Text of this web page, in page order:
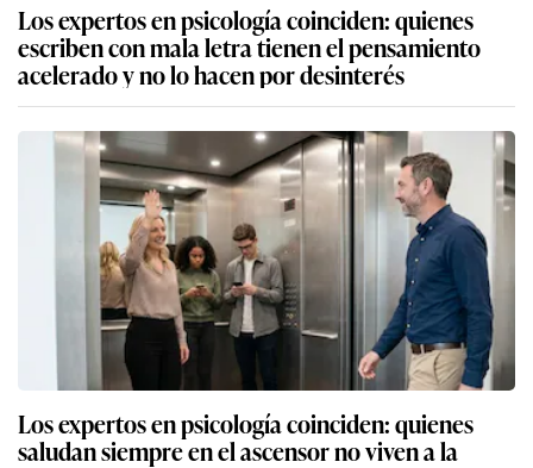
Los expertos en psicología coinciden: quienes
escriben con mala letra tienen el pensamiento
acelerado y no lo hacen por desinterés
Los expertos en psicología coinciden: quienes
saludan siempre en el ascensor no viven a la